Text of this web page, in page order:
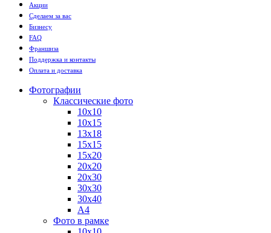
Акции
Сделаем за вас
Бизнесу
FAQ
Франшиза
Поддержка и контакты
Оплата и доставка
Фотографии
Классические фото
10х10
10х15
13х18
15х15
15х20
20х20
20х30
30х30
30х40
А4
Фото в рамке